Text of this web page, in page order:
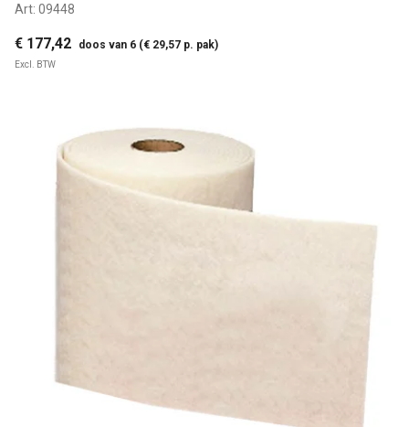
Art: 09448
€ 177,42 doos van 6 (€ 29,57 p. pak)
Excl. BTW